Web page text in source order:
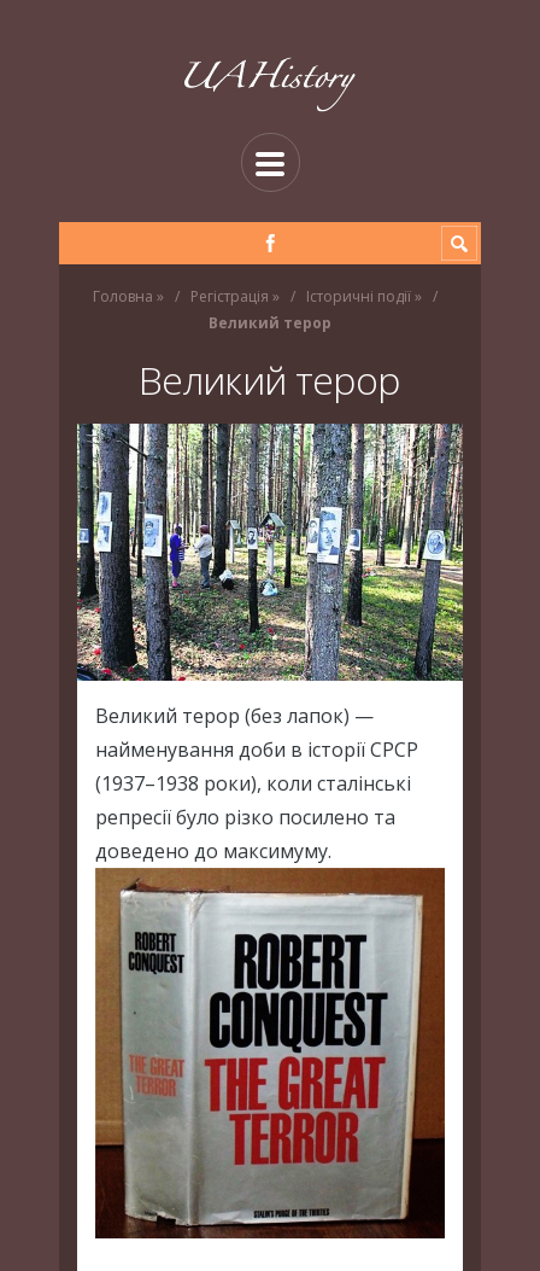
Головна » Регістрація » Історичні події»
Великий терор
Великий терор
Великий терор (без лапок) —
найменування доби в історії СРСР
(1937–1938 роки), коли сталінські
репресії було різко посилено та
доведено до максимуму.